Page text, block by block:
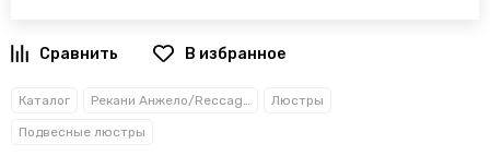
В избранное
Каталог Рекани Анжело/Reccagni Angelo Люстры
Подвесные люстры